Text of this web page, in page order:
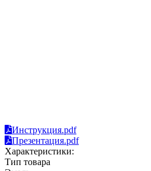
Инструкция.pdf
Презентация.pdf
Характеристики:
Тип товара